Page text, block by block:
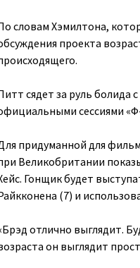
словам Хэмилтона,
проекта
сядет за руль болида
сессиями
придуманной для
Великобритании
Гонщик будет
(7) и
отлично выглядит.
он выглядит